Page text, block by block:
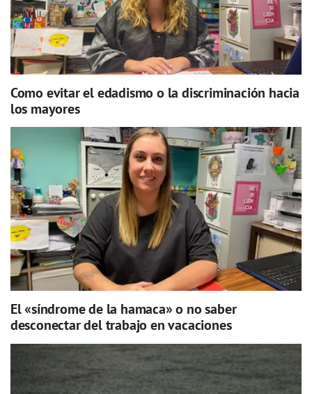
Como evitar el edadismo o la discriminación hacia
los mayores
El «síndrome de la hamaca» o no saber
desconectar del trabajo en vacaciones